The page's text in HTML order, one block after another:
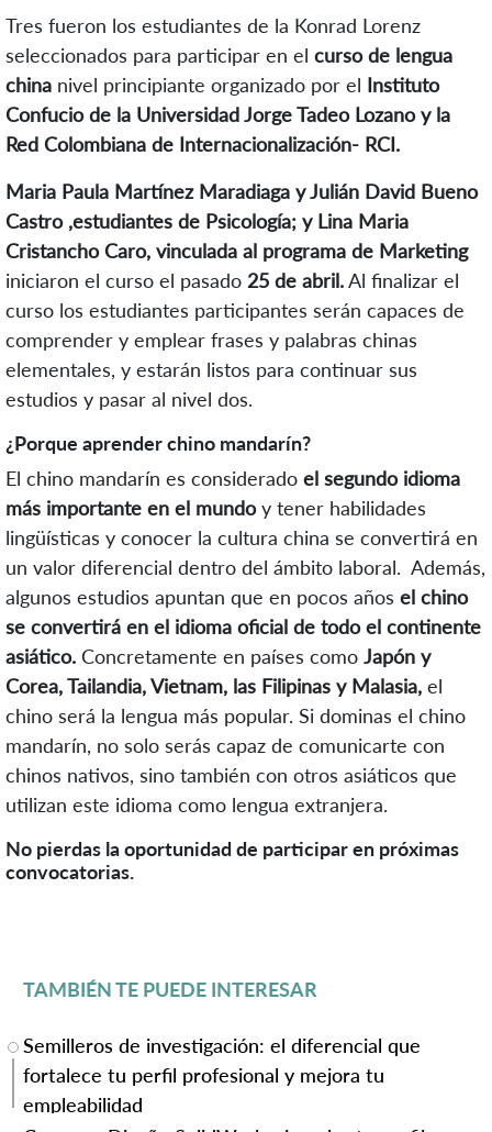
Tres fueron los estudiantes de la Konrad Lorenz
seleccionados para participar en el curso de lengua
china nivel principiante organizado por el Instituto
Confucio de la Universidad Jorge Tadeo Lozano y la
Red Colombiana de Internacionalización- RCI.
Maria Paula Martínez Maradiaga y Julián David Bueno
Castro ,estudiantes de Psicología; y Lina Maria
Cristancho Caro, vinculada al programa de Marketing
iniciaron el curso el pasado 25 de abril.Al finalizar el
curso los estudiantes participantes serán capaces de
comprender y emplear frases y palabras chinas
elementales, y estarán listos para continuar sus
estudios y pasar al nivel dos.
¿Porque aprender chino mandarín?
El chino mandarín es considerado el segundo idioma
más importante en el mundoy tener habilidades
lingüísticas y conocer la cultura china se convertirá en
un valor diferencial dentro del ámbito laboral. Además,
algunos estudios apuntan que en pocos años el chino
se convertirá en el idioma oficial de todo el continente
asiático. Concretamente en países como Japón y
Corea, Tailandia, Vietnam, las Filipinas y Malasia, el
chino será la lengua más popular. Si dominas el chino
mandarín, no solo serás capaz de comunicarte con
chinos nativos, sino también con otros asiáticos que
utilizan este idioma como lengua extranjera.
No pierdas la oportunidad de participar en próximas
convocatorias.
TAMBIÉN TE PUEDE INTERESAR
Semilleros de investigación: el diferencial que
fortalece tu perfil profesional y mejora tu
empleabilidad